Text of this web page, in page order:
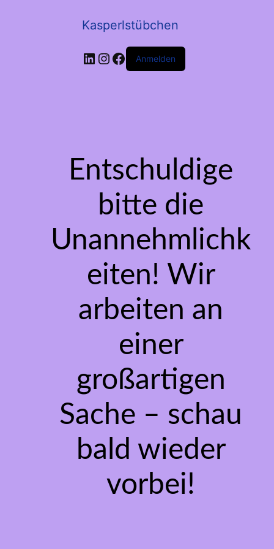
Kasperlstübchen
LinkedIn
Instagram
Facebook
Anmelden
Entschuldige
bitte die
Unannehmlichk
eiten! Wir
arbeiten an
einer
großartigen
Sache – schau
bald wieder
vorbei!